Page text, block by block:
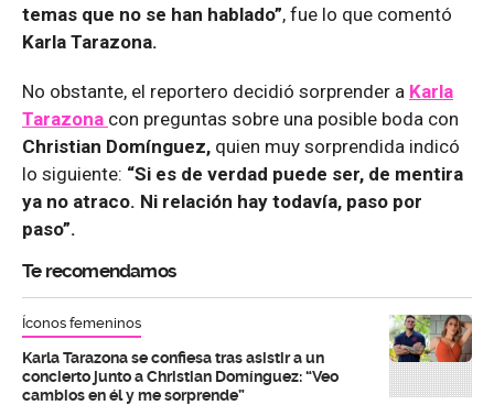
temas que no se han hablado”, fue lo que comentó
Karla Tarazona.
No obstante, el reportero decidió sorprender a Karla
Tarazona con preguntas sobre una posible boda con
Christian Domínguez, quien muy sorprendida indicó
lo siguiente: “Si es de verdad puede ser, de mentira
ya no atraco. Ni relación hay todavía, paso por
paso”.
Te recomendamos
Íconos femeninos
Karla Tarazona se confiesa tras asistir a un
concierto junto a Christian Domínguez: “Veo
cambios en él y me sorprende”